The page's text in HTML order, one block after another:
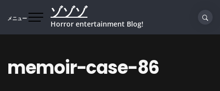
メニュー ゾゾゾ
Horror entertainment Blog!
memoir-case-86